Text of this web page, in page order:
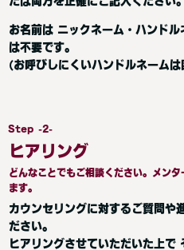
お名前は ニックネーム・ハンド
は不要です。
(お呼びしにくいハンドルネーム
Step -2-
ヒアリング
どんなことでもご相談ください。メン
ます。
カウンセリングに対するご質問や
ださい。
ヒアリングさせていただいた上で